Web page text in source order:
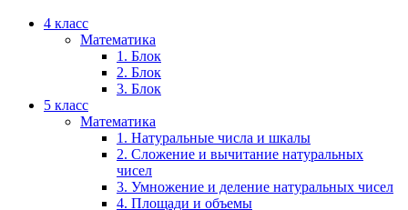
4 класс
Математика
1. Блок
2. Блок
3. Блок
5 класс
Математика
1. Натуральные числа и шкалы
2. Сложение и вычитание натуральных
чисел
3. Умножение и деление натуральных чисел
4. Площади и объемы